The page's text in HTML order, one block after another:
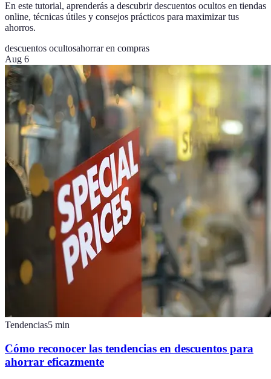
En este tutorial, aprenderás a descubrir descuentos ocultos en tiendas
online, técnicas útiles y consejos prácticos para maximizar tus
ahorros.
descuentos ocultosahorrar en compras
Aug 6
Tendencias5 min
Cómo reconocer las tendencias en descuentos para
ahorrar eficazmente